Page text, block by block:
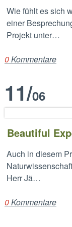
Wie fühlt es sich
einer
Projekt unter…
0Kommentare
11/06
Beautiful
Auch in diesem
Herr Jä…
0Kommentare